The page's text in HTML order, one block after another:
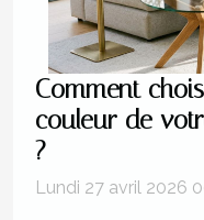
Comment
couleur de
?
Lundi 27 avril 2026